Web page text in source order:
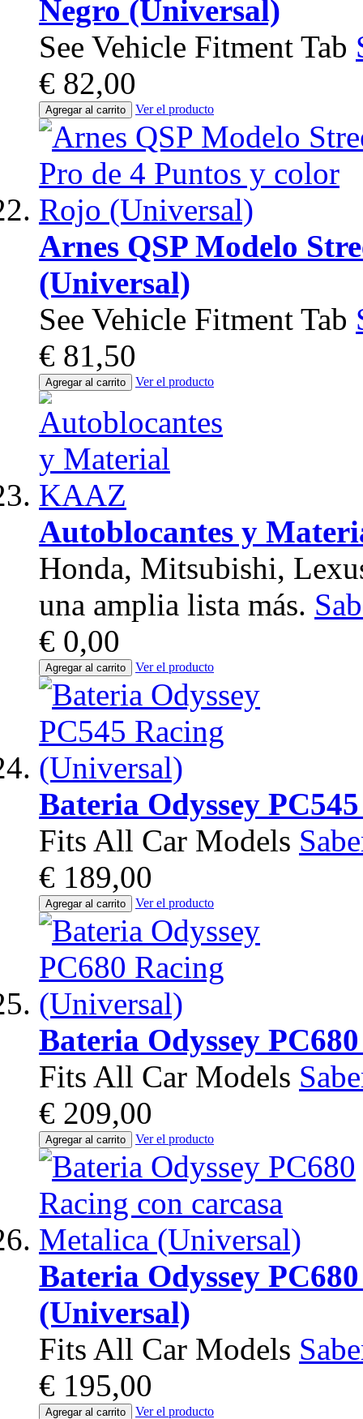
Negro (Universal)
See Vehicle Fitment Tab
€ 82,00
Agregar al carrito Ver el producto
Arnes QSP Modelo
(Universal)
See Vehicle Fitment Tab
€ 81,50
Agregar al carrito Ver el producto
Autoblocantes y
Honda, Mitsubishi,
una amplia lista más.
€ 0,00
Agregar al carrito Ver el producto
Bateria Odyssey
Fits All Car Models
€ 189,00
Agregar al carrito Ver el producto
Bateria Odyssey
Fits All Car Models
€ 209,00
Agregar al carrito Ver el producto
Bateria Odyssey
(Universal)
Fits All Car Models
€ 195,00
Agregar al carrito Ver el producto